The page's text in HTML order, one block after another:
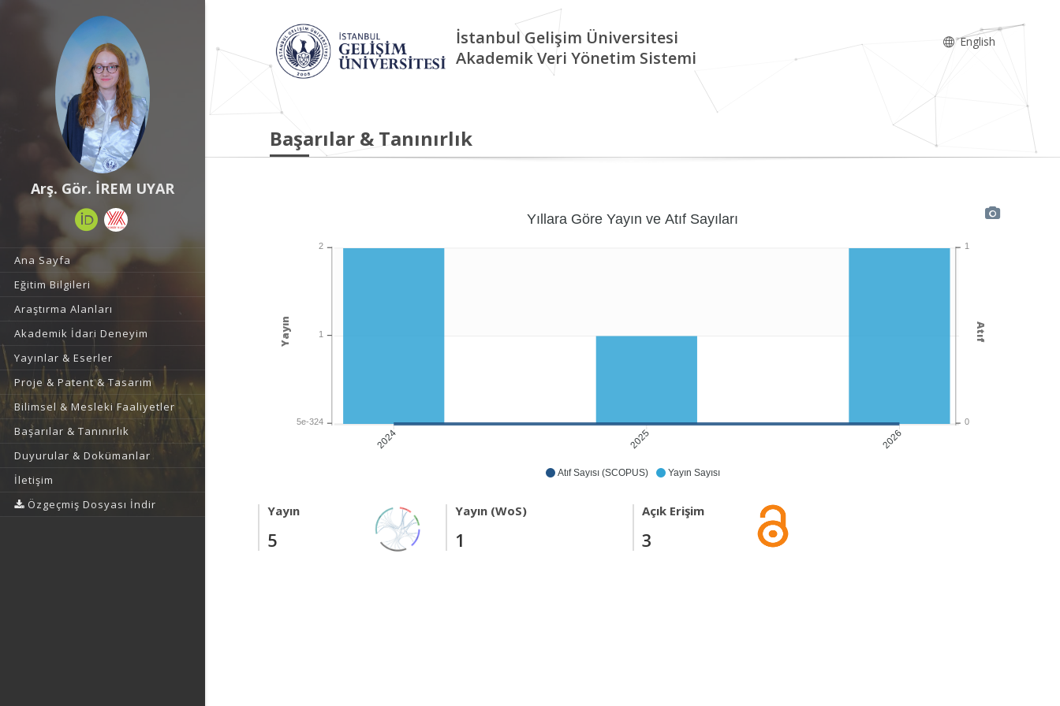
Arş. Gör. İREM UYAR
Ana Sayfa
Eğitim Bilgileri
Araştırma Alanları
Akademik İdari Deneyim
Yayınlar & Eserler
Proje & Patent & Tasarım
Bilimsel & Mesleki Faaliyetler
Başarılar & Tanınırlık
Duyurular & Dokümanlar
İletişim
Özgeçmiş Dosyası İndir
İstanbul Gelişim Üniversitesi
Akademik Veri Yönetim Sistemi
English
Başarılar & Tanınırlık
Atıf Sayısı (SCOPUS) Yayın Sayısı
2024 2025 2026
Yıllara Göre Yayın ve Atıf Sayıları
1
0
Atıf
2
1
5e-324
Yayın
Yayın
5
Yayın (WoS)
1
Açık Erişim
3